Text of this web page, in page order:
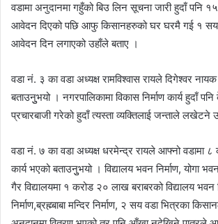
वडामा अनुदानमा गहुँको बिउ लिन सूचना जारी हुदाँ पनि
आवेदन दिएको पछि आफु किसानहरुको घर घरमै गई १
आवेदन दिन लगाएको उहाँले बताए ।
वडा नं. ३ का वडा अध्यक्ष रामविश्वास रायले दिगेश्वर
बताउनुुभयो । नगरपालिकामा विकास निर्माण कार्य हुदाँ
प्रचारबाजी गरेको हुदाँ त्यस्ता व्यक्तिलाई जन्ताले लखेटने
वडा नं. ७ का वडा अध्यक्ष धरमेन्द्र रायले आफ्नो वडामा ८
कार्य भएको बताउनुुभयो । विद्यालय भवन निर्माण, योगा
गैर विद्यालयमा १ करोड २० लाख बराबरको विद्यालय भवन
निर्माण,ब्रह्म्बाबा मन्दिर निर्माण, २ सय वडा भित्रका